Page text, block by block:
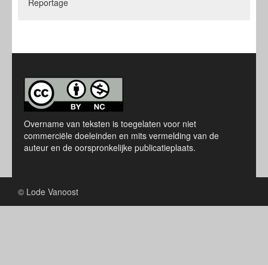
Overname van teksten is toegelaten voor niet
commerciële doeleinden en mits vermelding van de
auteur en de oorspronkelijke publicatieplaats.
© Lode Vanoost